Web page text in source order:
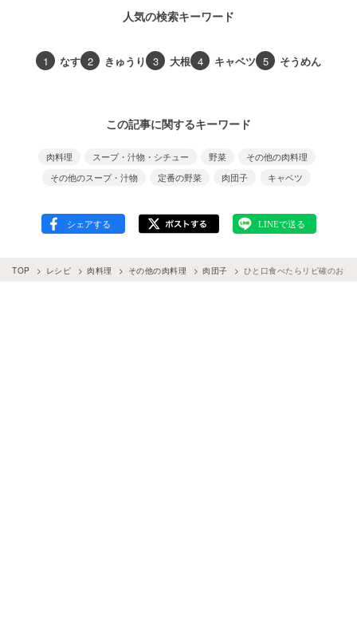
人気の検索キーワード
1 なす 2 きゅうり 3 大根 4 キャベツ 5 そうめん
この記事に関するキーワード
肉料理 スープ・汁物・シチュー 野菜
その他の肉料理
その他のスープ・汁物
定番の野菜 肉団子 キャベツ
TOP レシピ 肉料理 その他の肉料理 肉団子 ひと口食べたらリピ確のおい